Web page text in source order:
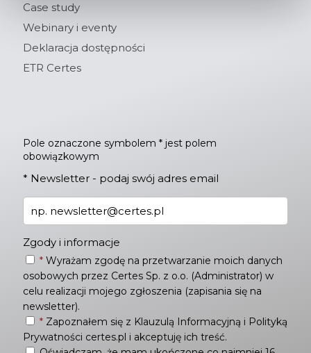
Case study
Webinary i eventy
Deklaracja dostępności
ETR Certes
Pole oznaczone symbolem * jest polem
obowiązkowym
* Newsletter - podaj swój adres email
Zgody i informacje
* Wyrażam zgodę na przetwarzanie moich danych
osobowych przez Certes Sp. z o.o. (Administrator) w
celu realizacji mojego zgłoszenia (zapisania się na
newsletter).
* Zapoznałem się z Klauzulą Informacyjną i Polityką
Prywatności certes.pl i akceptuję ich treść.